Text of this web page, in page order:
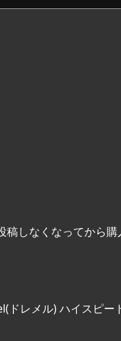
しなくなってから
レメル) ハイスピー